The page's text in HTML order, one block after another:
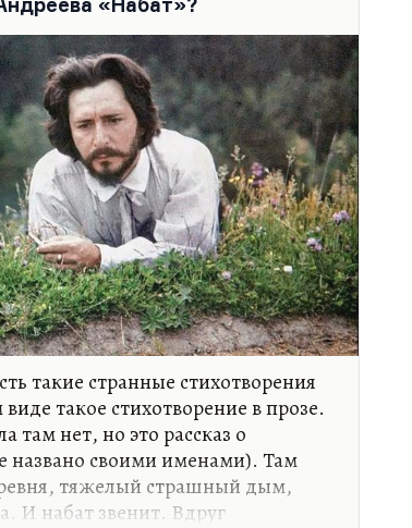
и…
такие странные стихотворения
такое стихотворение в прозе.
там нет, но это рассказ о
названо своими именами). Там
тяжелый страшный дым,
И набат звенит. Вдруг